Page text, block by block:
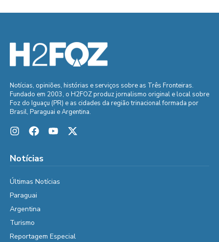
Notícias, opiniões, histórias e serviços sobre as Três Fronteiras.
Fundado em 2003, o H2FOZ produz jornalismo original e local sobre
Foz do Iguaçu (PR) e as cidades da região trinacional formada por
Brasil, Paraguai e Argentina.
Notícias
Últimas Notícias
Paraguai
Argentina
Turismo
Reportagem Especial